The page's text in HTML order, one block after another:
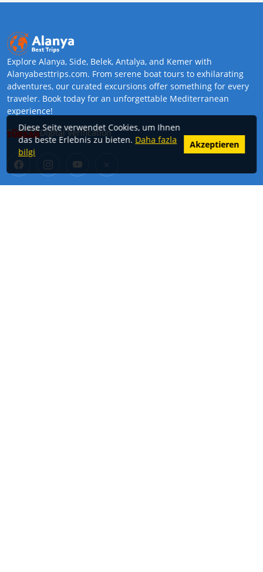
Explore Alanya, Side, Belek, Antalya, and Kemer with
Alanyabesttrips.com. From serene boat tours to exhilarating
adventures, our curated excursions offer something for every
traveler. Book today for an unforgettable Mediterranean
experience!
Digital Verification
Diese Seite verwendet Cookies, um Ihnen
das beste Erlebnis zu bieten. Daha fazla
bilgi
Akzeptieren